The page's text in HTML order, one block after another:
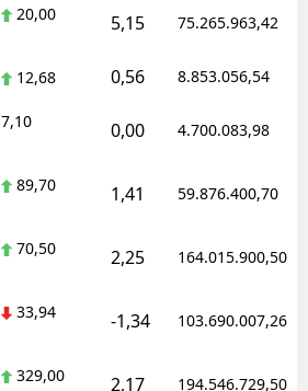
20,00 5,15 75.265.963,42
12,68 0,56 8.853.056,54
7,10 0,00 4.700.083,98
89,70 1,41 59.876.400,70
70,50 2,25 164.015.900,50
33,94 -1,34 103.690.007,26
329,00 2,17 194.546.729,50